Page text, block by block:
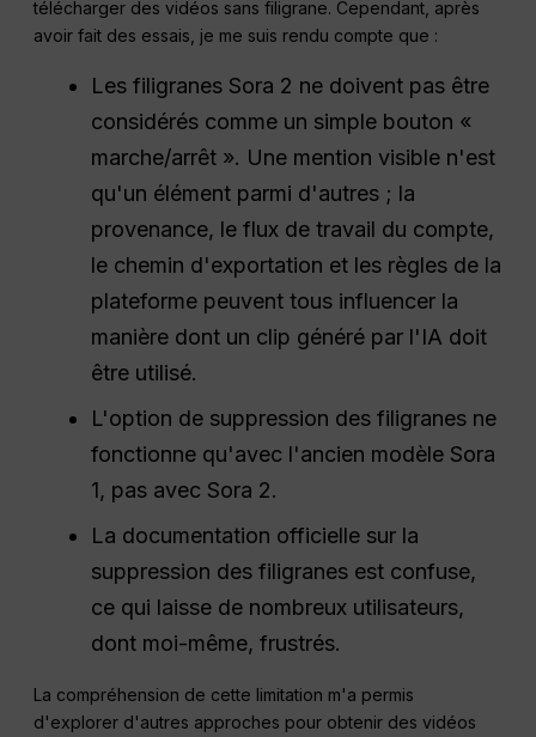
télécharger des vidéos sans filigrane. Cependant, après
avoir fait des essais, je me suis rendu compte que :
Les filigranes Sora 2 ne doivent pas être
considérés comme un simple bouton «
marche/arrêt ». Une mention visible n'est
qu'un élément parmi d'autres ; la
provenance, le flux de travail du compte,
le chemin d'exportation et les règles de la
plateforme peuvent tous influencer la
manière dont un clip généré par l'IA doit
être utilisé.
L'option de suppression des filigranes ne
fonctionne qu'avec l'ancien modèle Sora
1, pas avec Sora 2.
La documentation officielle sur la
suppression des filigranes est confuse,
ce qui laisse de nombreux utilisateurs,
dont moi-même, frustrés.
La compréhension de cette limitation m'a permis
d'explorer d'autres approches pour obtenir des vidéos